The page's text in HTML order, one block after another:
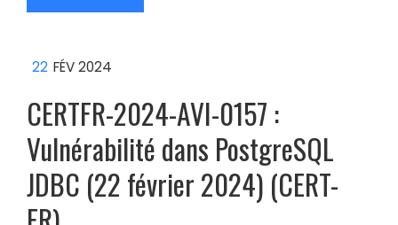
22 FÉV 2024
CERTFR-2024-AVI-0157 :
Vulnérabilité dans PostgreSQL
JDBC (22 février 2024) (CERT-